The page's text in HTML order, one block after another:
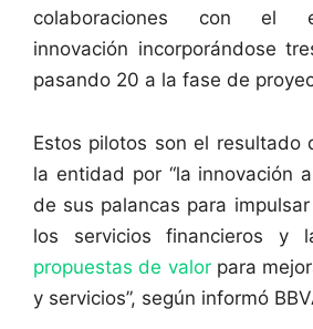
colaboraciones con el
innovación incorporándose
pasando 20 a la fase de
Estos pilotos son el resultado
la entidad por “la innovación
de sus palancas para
los servicios financieros y
propuestas de valorpara
y servicios”, según informó